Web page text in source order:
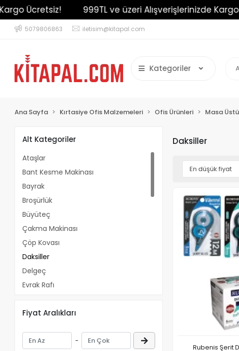
Ücretsiz! 999TL ve üzeri Alışverişlerinizde Kargo
5079806863 iletisim@kitapal.com
Kategoriler
Ana Sayfa Kırtasiye Ofis Malzemeleri Ofis Ürünleri Masa
Alt Kategoriler
Ataşlar
Bant Kesme Makinası
Bayrak
Broşürlük
Büyüteç
Çakma Makinası
Çöp Kovası
Daksiller
Delgeç
Evrak Rafı
Kağıt Tutacagı
Kıskaçlar
Fiyat Aralıkları
-
Daksiller